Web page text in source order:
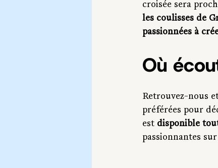
croisée sera
les coulisses de
passionnées à
Où
Retrouvez-nous
préférées pour
est disponible
passionnantes